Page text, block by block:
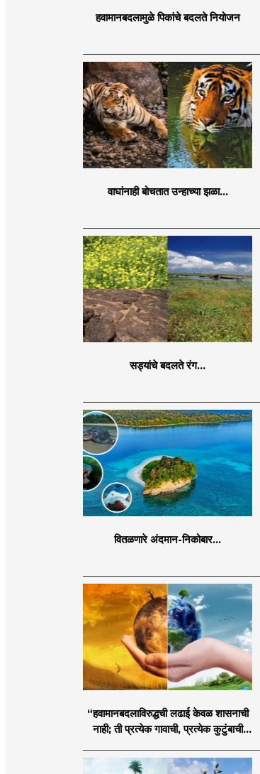
हवामानबदलामुळे पिकांचे बदलते नियोजन
वाघांनाही बोचतात उन्हाच्या झळा...
सड्यांचे बदलते रंग...
वितळणारे अंदमान-निकोबार...
“हवामानबदलाविरुद्धची लढाई केवळ शासनाची
नाही; ती प्रत्येक गावाची, प्रत्येक कुटुंबाची